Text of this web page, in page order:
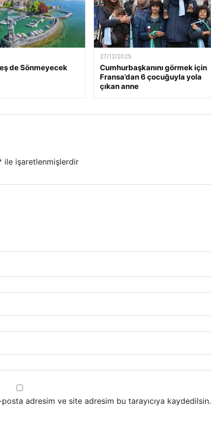
de Sönmeyecek
27/12/2025
Cumhurbaşkanını görmek için
Fransa’dan 6 çocuğuyla yola
çıkan anne
ile işaretlenmişlerdir
adresim ve site adresim bu tarayıcıya kaydedilsin.